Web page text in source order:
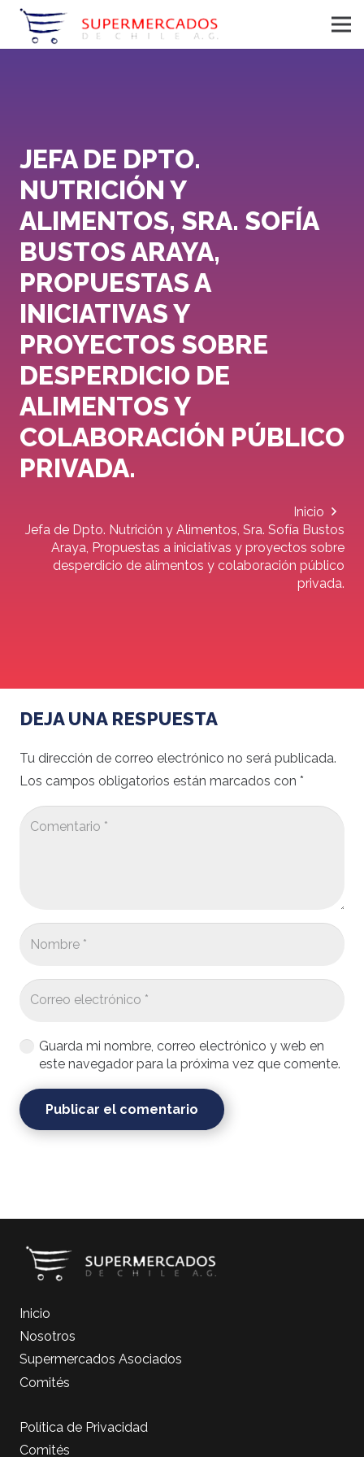
JEFA DE DPTO.
NUTRICIÓN Y
ALIMENTOS, SRA. SOFÍA
BUSTOS ARAYA,
PROPUESTAS A
INICIATIVAS Y
PROYECTOS SOBRE
DESPERDICIO DE
ALIMENTOS Y
COLABORACIÓN PÚBLICO
PRIVADA.
Inicio
Jefa de Dpto. Nutrición y Alimentos, Sra. Sofía Bustos
Araya, Propuestas a iniciativas y proyectos sobre
desperdicio de alimentos y colaboración público
privada.
DEJA UNA RESPUESTA
Tu dirección de correo electrónico no será publicada.
Los campos obligatorios están marcados con *
Guarda mi nombre, correo electrónico y web en
este navegador para la próxima vez que comente.
Publicar el comentario
Inicio
Nosotros
Supermercados Asociados
Comités
Política de Privacidad
Comités